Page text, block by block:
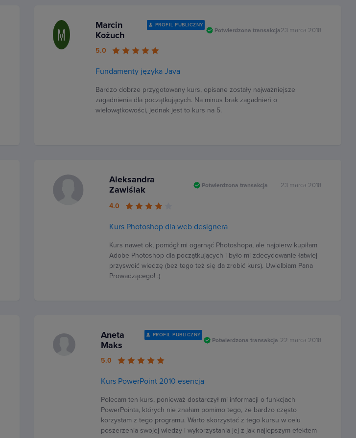
Marcin
Kożuch
PROFIL PUBLICZNY
Potwierdzona transakcja23 marca 2018
5.0
Fundamenty języka Java
Bardzo dobrze przygotowany kurs, opisane zostały najważniejsze
zagadnienia dla początkujących. Na minus brak zagadnień o
wielowątkowości, jednak jest to kurs na 5.
Aleksandra
Zawiślak
Potwierdzona transakcja 23 marca 2018
4.0
Kurs Photoshop dla web designera
Kurs nawet ok, pomógł mi ogarnąć Photoshopa, ale najpierw kupiłam
Adobe Photoshop dla początkujących i było mi zdecydowanie łatwiej
przyswoić wiedzę (bez tego też się da zrobić kurs). Uwielbiam Pana
Prowadzącego! :)
Aneta
Maks
PROFIL PUBLICZNY
Potwierdzona transakcja 22 marca 2018
5.0
Kurs PowerPoint 2010 esencja
Polecam ten kurs, ponieważ dostarczył mi informacji o funkcjach
PowerPointa, których nie znałam pomimo tego, że bardzo często
korzystam z tego programu. Warto skorzystać z tego kursu w celu
poszerzenia swojej wiedzy i wykorzystania jej z jak najlepszym efektem